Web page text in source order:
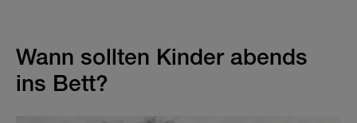
Wann sollten Kinder abends
ins Bett?